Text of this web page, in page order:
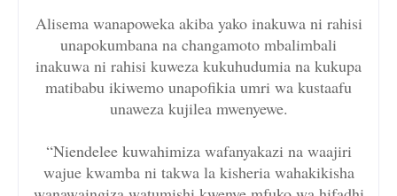
Alisema wanapoweka akiba yako inakuwa ni rahisi
unapokumbana na changamoto mbalimbali
inakuwa ni rahisi kuweza kukuhudumia na kukupa
matibabu ikiwemo unapofikia umri wa kustaafu
unaweza kujilea mwenyewe.
“Niendelee kuwahimiza wafanyakazi na waajiri
wajue kwamba ni takwa la kisheria wahakikisha